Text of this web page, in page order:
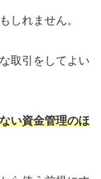
しれません。
取引をしてよい
い資金管理のほ